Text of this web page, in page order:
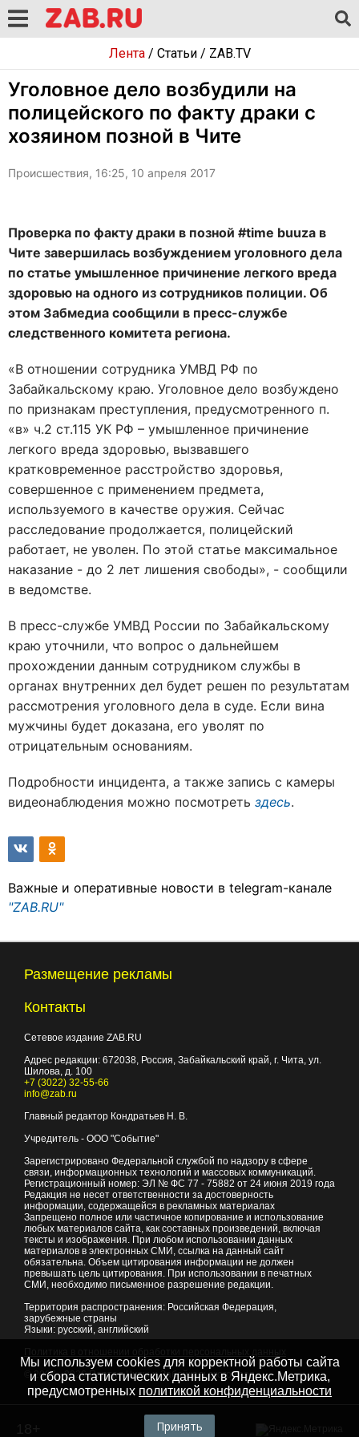
Лента/ Статьи/ ZAB.TV
Уголовное дело возбудили на
полицейского по факту драки с
хозяином позной в Чите
Происшествия, 16:25, 10 апреля 2017
Проверка по факту драки в позной #time buuza в
Чите завершилась возбуждением уголовного дела
по статье умышленное причинение легкого вреда
здоровью на одного из сотрудников полиции. Об
этом Забмедиа сообщили в пресс-службе
следственного комитета региона.
«В отношении сотрудника УМВД РФ по
Забайкальскому краю. Уголовное дело возбуждено
по признакам преступления, предусмотренного п.
«в» ч.2 ст.115 УК РФ – умышленное причинение
легкого вреда здоровью, вызвавшего
кратковременное расстройство здоровья,
совершенное с применением предмета,
используемого в качестве оружия. Сейчас
расследование продолжается, полицейский
работает, не уволен. По этой статье максимальное
наказание - до 2 лет лишения свободы», - сообщили
в ведомстве.
В пресс-службе УМВД России по Забайкальскому
краю уточнили, что вопрос о дальнейшем
прохождении данным сотрудником службы в
органах внутренних дел будет решен по результатам
рассмотрения уголовного дела в суде. Если вина
мужчины будет доказана, его уволят по
отрицательным основаниям.
Подробности инцидента, а также запись с камеры
видеонаблюдения можно посмотреть здесь.
Важные и оперативные новости в telegram-канале
"ZAB.RU"
Размещение рекламы
Контакты
Сетевое издание ZAB.RU
Адрес редакции: 672038, Россия, Забайкальский край, г. Чита, ул.
Шилова, д. 100
+7 (3022) 32-55-66
info@zab.ru
Главный редактор Кондратьев Н. В.
Учредитель - ООО "Событие"
Зарегистрировано Федеральной службой по надзору в сфере
связи, информационных технологий и массовых коммуникаций.
Регистрационный номер: ЭЛ № ФС 77 - 75882 от 24 июня 2019 года
Редакция не несет ответственности за достоверность
информации, содержащейся в рекламных материалах
Запрещено полное или частичное копирование и использование
любых материалов сайта, как составных произведений, включая
тексты и изображения. При любом использовании данных
материалов в электронных СМИ, ссылка на данный сайт
обязательна. Объем цитирования информации не должен
превышать цель цитирования. При использовании в печатных
СМИ, необходимо письменное разрешение редакции.
Территория распространения: Российская Федерация,
зарубежные страны
Языки: русский, английский
© 2007 - 2026Портал Читы и Забайкальского края
Мы используем cookies для корректной работы сайта
и сбора статистических данных в Яндекс.Метрика,
предусмотренных политикой конфиденциальности
Принять